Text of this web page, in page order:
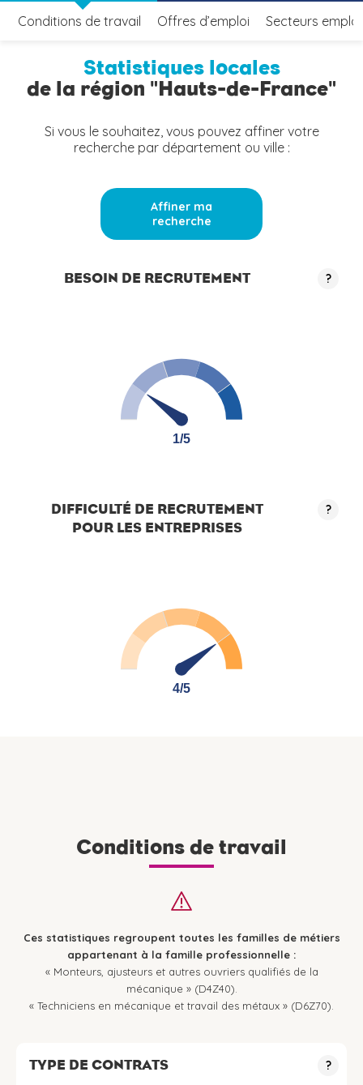
Conditions de travail Offres d’emploi Secteurs
Statistiques locales
de la région "Hauts-de-France"
Si vous le souhaitez, vous pouvez affiner votre
recherche par département ou ville :
Affiner ma
recherche
BESOIN DE RECRUTEMENT ?
1/5
1/5
DIFFICULTÉ DE RECRUTEMENT
POUR LES ENTREPRISES
?
4/5
4/5
Conditions de travail
Ces statistiques regroupent toutes les familles de métiers
appartenant à la famille professionnelle :
« Monteurs, ajusteurs et autres ouvriers qualifiés de la
mécanique » (D4Z40).
« Techniciens en mécanique et travail des métaux » (D6Z70).
TYPE DE CONTRATS ?